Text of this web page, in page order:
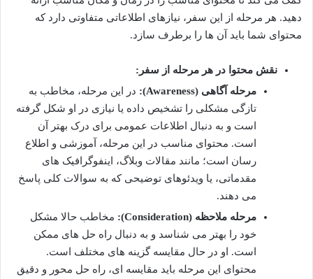
دهید. هر مرحله از این سفر، نیازهای اطلاعاتی متفاوتی دارد که
محتوای شما باید آن ها را برطرف سازد.
نقش محتوا در هر مرحله از سفر:
مرحله آگاهی (Awareness):
در این مرحله، مخاطب به
تازگی مشکلی را تشخیص داده یا نیازی در او شکل گرفته
است و به دنبال اطلاعات عمومی برای درک بهتر آن
است. محتوای مناسب در این مرحله، آموزشی و اطلاع
رسان است؛ مانند مقالات وبلاگ، اینفوگرافیک های
مقدماتی، یا ویدئوهای توضیحی که به سوالات کلی پاسخ
می دهند.
مرحله ملاحظه (Consideration):
مخاطب حالا مشکل
خود را بهتر می شناسد و به دنبال راه حل های ممکن
است. او در حال مقایسه گزینه های مختلف است.
محتوای این مرحله باید مقایسه ای، راه حل محور و دقیق